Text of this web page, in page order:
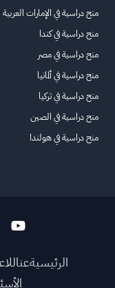
منح دراسية في الإمارات العربية
منح دراسية في كندا
منح دراسية في مصر
منح دراسية في ألمانيا
منح دراسية في تركيا
منح دراسية في الصين
منح دراسية في هولندا
الرئيسيةعنا